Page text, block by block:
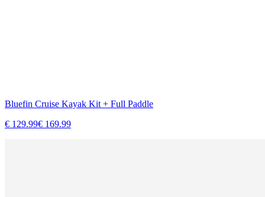
Bluefin Cruise Kayak Kit + Full Paddle
€ 129.99€ 169.99